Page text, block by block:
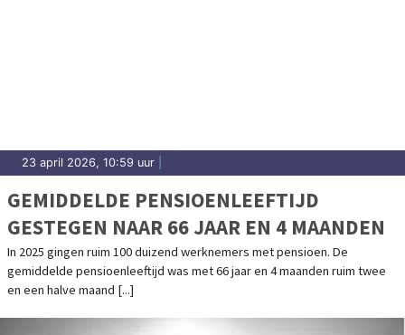
23 april 2026, 10:59 uur
GEMIDDELDE PENSIOENLEEFTIJD
GESTEGEN NAAR 66 JAAR EN 4 MAANDEN
In 2025 gingen ruim 100 duizend werknemers met pensioen. De
gemiddelde pensioenleeftijd was met 66 jaar en 4 maanden ruim twee
en een halve maand [...]